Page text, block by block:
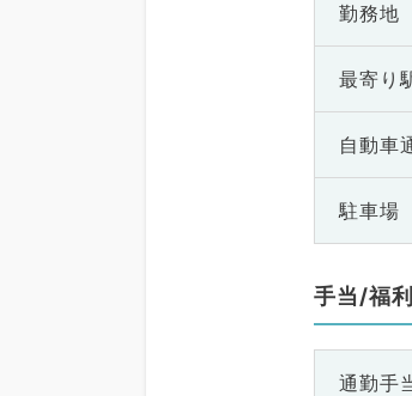
勤務地
最寄り
自動車
駐車場
手当/福
通勤手